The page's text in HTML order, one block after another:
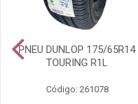
PNEU DUNLOP 175/65R14
TOURING R1L
Código: 261078